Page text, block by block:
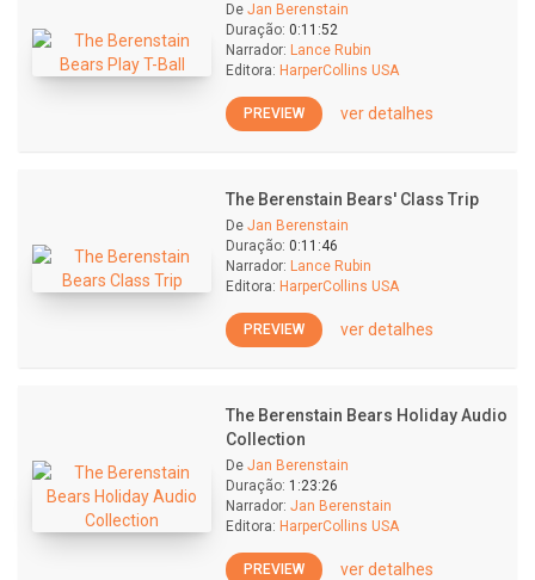
De Jan Berenstain
Duração: 0:11:52
Narrador: Lance Rubin
Editora: HarperCollins USA
PREVIEW ver detalhes
The Berenstain Bears' Class Trip
De Jan Berenstain
Duração: 0:11:46
Narrador: Lance Rubin
Editora: HarperCollins USA
PREVIEW ver detalhes
The Berenstain Bears Holiday Audio
Collection
De Jan Berenstain
Duração: 1:23:26
Narrador: Jan Berenstain
Editora: HarperCollins USA
PREVIEW ver detalhes